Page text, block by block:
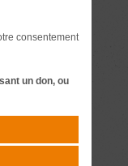
consentement
un don, ou